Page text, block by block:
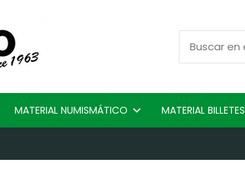
MATERIAL NUMISMÁTICO MATERIAL BILLETES